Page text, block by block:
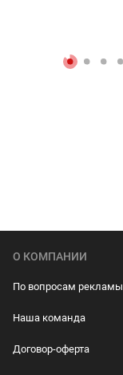
О КОМПАНИИ
По вопросам рекламы
Наша команда
Договор-оферта